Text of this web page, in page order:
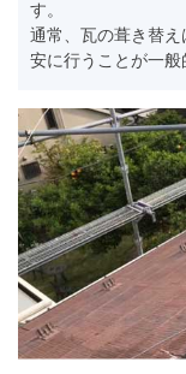
す。
通常、瓦の葺き替
安に行うことが一般